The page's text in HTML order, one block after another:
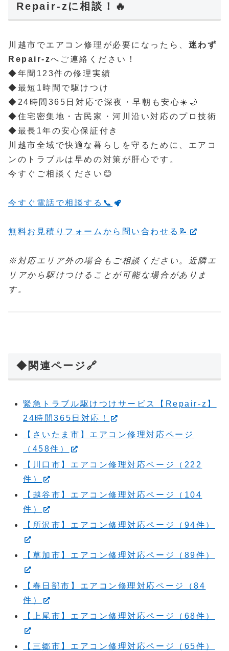
Repair-zに相談！🔥
川越市でエアコン修理が必要になったら、 迷わず
Repair-zへご連絡ください！
◆年間123件の修理実績
◆最短1時間で駆けつけ
◆24時間365日対応で深夜・早朝も安心☀️🌙
◆住宅密集地・古民家・河川沿い対応のプロ技術
◆最長1年の安心保証付き
川越市全域で快適な暮らしを守るために、エアコ
ンのトラブルは早めの対策が肝心です。
今すぐご相談ください😊
今すぐ電話で相談する📞
無料お見積りフォームから問い合わせる📝
※対応エリア外の場合もご相談ください。近隣エ
リアから駆けつけることが可能な場合がありま
す。
◆関連ページ🔗
緊急トラブル駆けつけサービス【Repair-z】
24時間365日対応！
【さいたま市】エアコン修理対応ページ
（458件）
【川口市】エアコン修理対応ページ（222
件）
【越谷市】エアコン修理対応ページ（104
件）
【所沢市】エアコン修理対応ページ（94件）
【草加市】エアコン修理対応ページ（89件）
【春日部市】エアコン修理対応ページ（84
件）
【上尾市】エアコン修理対応ページ（68件）
【三郷市】エアコン修理対応ページ（65件）